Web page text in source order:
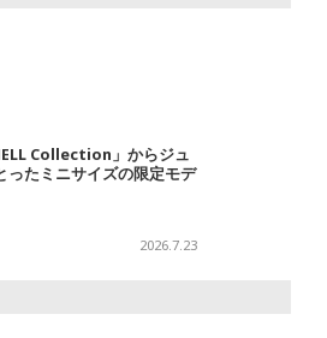
Collection」からジュ
ったミニサイズの限定モデ
2026.7.23